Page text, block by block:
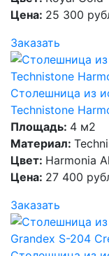
Цена: 25 300
Заказать
Столешница из
Technistone
Площадь: 4 м2
Материал:
Цвет: Harmonia
Цена: 27 400
Заказать